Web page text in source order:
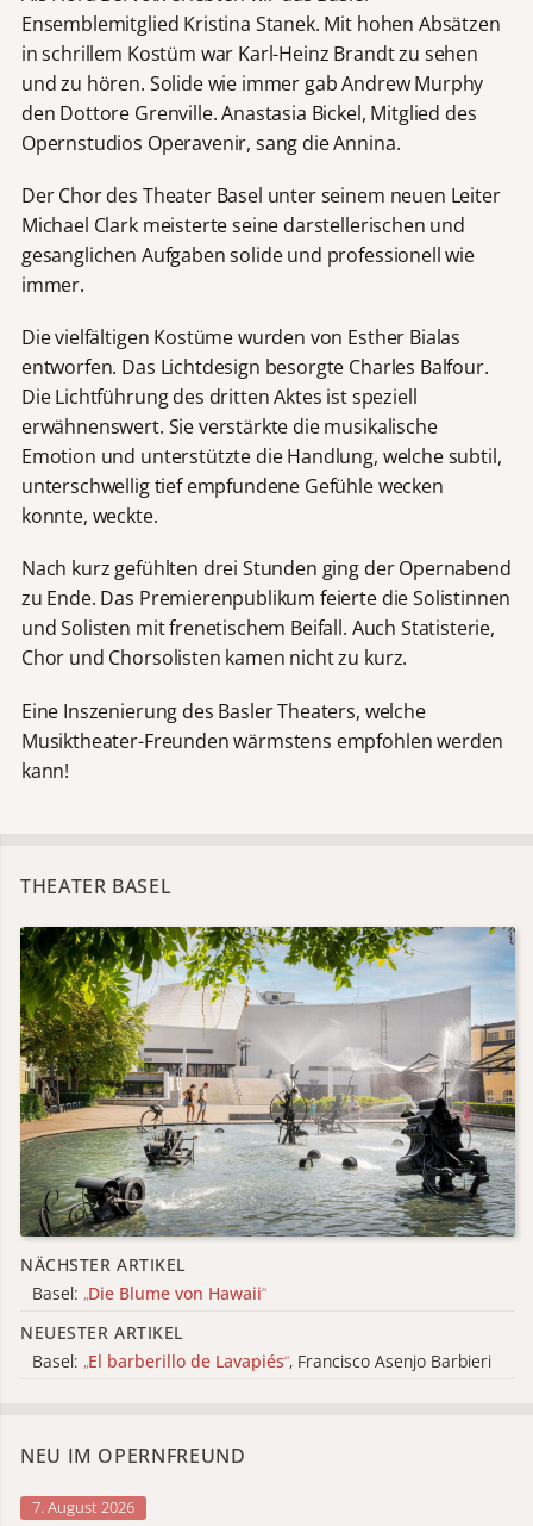
Ensemblemitglied Kristina Stanek. Mit hohen Absätzen
in schrillem Kostüm war Karl-Heinz Brandt zu sehen
und zu hören. Solide wie immer gab Andrew Murphy
den Dottore Grenville. Anastasia Bickel, Mitglied des
Opernstudios Operavenir, sang die Annina.
Der Chor des Theater Basel unter seinem neuen Leiter
Michael Clark meisterte seine darstellerischen und
gesanglichen Aufgaben solide und professionell wie
immer.
Die vielfältigen Kostüme wurden von Esther Bialas
entworfen. Das Lichtdesign besorgte Charles Balfour.
Die Lichtführung des dritten Aktes ist speziell
erwähnenswert. Sie verstärkte die musikalische
Emotion und unterstützte die Handlung, welche subtil,
unterschwellig tief empfundene Gefühle wecken
konnte, weckte.
Nach kurz gefühlten drei Stunden ging der Opernabend
zu Ende. Das Premierenpublikum feierte die Solistinnen
und Solisten mit frenetischem Beifall. Auch Statisterie,
Chor und Chorsolisten kamen nicht zu kurz.
Eine Inszenierung des Basler Theaters, welche
Musiktheater-Freunden wärmstens empfohlen werden
kann!
THEATER BASEL
NÄCHSTER ARTIKEL
Basel: „Die Blume von Hawaii“
NEUESTER ARTIKEL
Basel: „El barberillo de Lavapiés“, Francisco Asenjo Barbieri
NEU IM OPERNFREUND
7. August 2026